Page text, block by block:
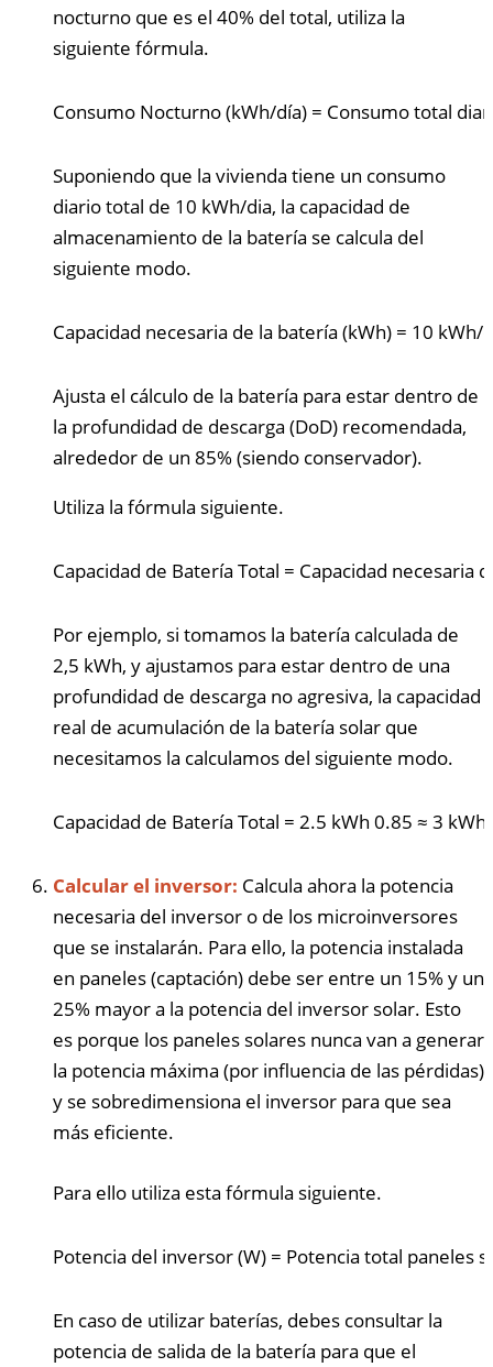
nocturno que es el 40% del total, utiliza la
siguiente fórmula.
Consumo Nocturno (kWh/día) = Consumo total
Suponiendo que la vivienda tiene un consumo
diario total de 10 kWh/dia, la capacidad de
almacenamiento de la batería se calcula del
siguiente modo.
Capacidad necesaria de la batería (kWh) = 10 kWh/
Ajusta el cálculo de la batería para estar dentro de
la profundidad de descarga (DoD) recomendada,
alrededor de un 85% (siendo conservador).
Utiliza la fórmula siguiente.
Capacidad de Batería Total = Capacidad necesaria
Por ejemplo, si tomamos la batería calculada de
2,5 kWh, y ajustamos para estar dentro de una
profundidad de descarga no agresiva, la capacidad
real de acumulación de la batería solar que
necesitamos la calculamos del siguiente modo.
Capacidad de Batería Total = 2.5 kWh 0.85 ≈ 3 kWh
Calcular el inversor: Calcula ahora la potencia
necesaria del inversor o de los microinversores
que se instalarán. Para ello, la potencia instalada
en paneles (captación) debe ser entre un 15% y un
25% mayor a la potencia del inversor solar. Esto
es porque los paneles solares nunca van a generar
la potencia máxima (por influencia de las pérdidas)
y se sobredimensiona el inversor para que sea
más eficiente.
Para ello utiliza esta fórmula siguiente.
Potencia del inversor (W) = Potencia total paneles
En caso de utilizar baterías, debes consultar la
potencia de salida de la batería para que el